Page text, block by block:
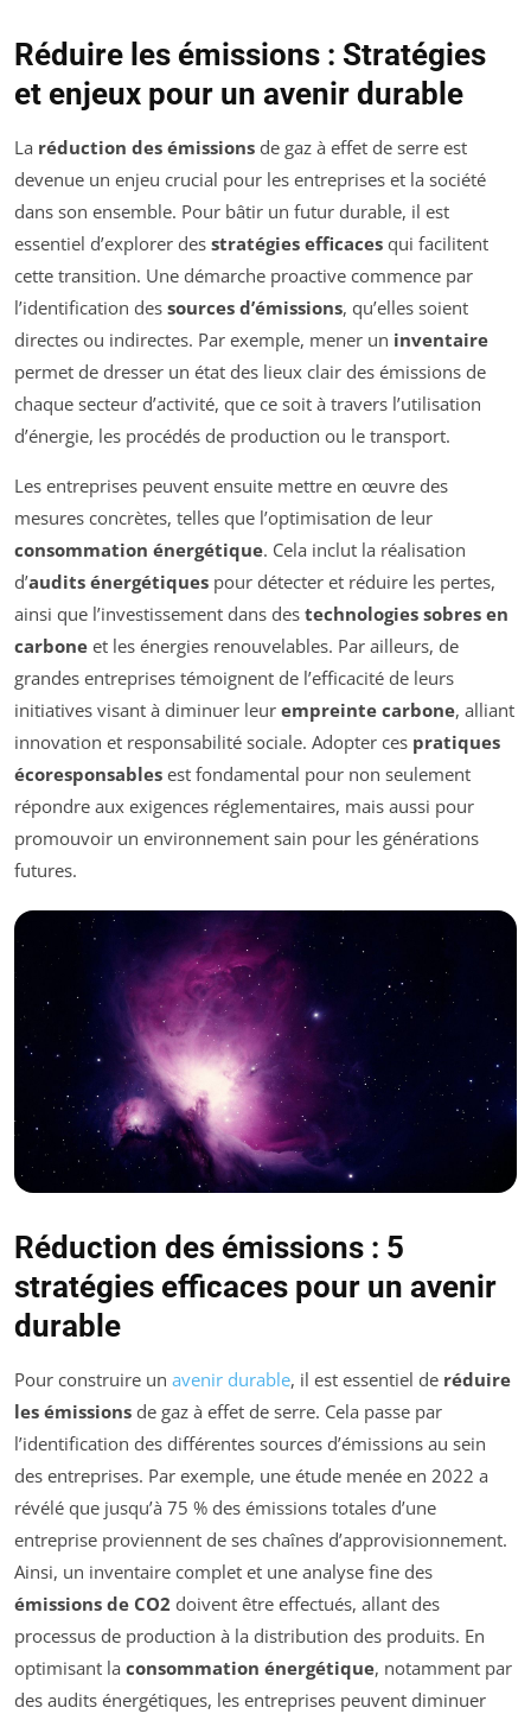
Réduire les émissions : Stratégies
et enjeux pour un avenir durable
La réduction des émissions de gaz à effet de serre est
devenue un enjeu crucial pour les entreprises et la société
dans son ensemble. Pour bâtir un futur durable, il est
essentiel d’explorer des stratégies efficaces qui facilitent
cette transition. Une démarche proactive commence par
l’identification des sources d’émissions, qu’elles soient
directes ou indirectes. Par exemple, mener un inventaire
permet de dresser un état des lieux clair des émissions de
chaque secteur d’activité, que ce soit à travers l’utilisation
d’énergie, les procédés de production ou le transport.
Les entreprises peuvent ensuite mettre en œuvre des
mesures concrètes, telles que l’optimisation de leur
consommation énergétique. Cela inclut la réalisation
d’audits énergétiques pour détecter et réduire les pertes,
ainsi que l’investissement dans des technologies sobres en
carbone et les énergies renouvelables. Par ailleurs, de
grandes entreprises témoignent de l’efficacité de leurs
initiatives visant à diminuer leur empreinte carbone, alliant
innovation et responsabilité sociale. Adopter ces pratiques
écoresponsables est fondamental pour non seulement
répondre aux exigences réglementaires, mais aussi pour
promouvoir un environnement sain pour les générations
futures.
Réduction des émissions : 5
stratégies efficaces pour un avenir
durable
Pour construire un avenir durable, il est essentiel de réduire
les émissions de gaz à effet de serre. Cela passe par
l’identification des différentes sources d’émissions au sein
des entreprises. Par exemple, une étude menée en 2022 a
révélé que jusqu’à 75 % des émissions totales d’une
entreprise proviennent de ses chaînes d’approvisionnement.
Ainsi, un inventaire complet et une analyse fine des
émissions de CO2 doivent être effectués, allant des
processus de production à la distribution des produits. En
optimisant la consommation énergétique, notamment par
des audits énergétiques, les entreprises peuvent diminuer